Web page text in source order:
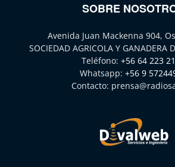
SOBRE
Avenida Juan Mackenna 904,
SOCIEDAD AGRICOLA Y GANADERA
Teléfono: +56 64 223
Whatsapp: +56 9
Contacto: